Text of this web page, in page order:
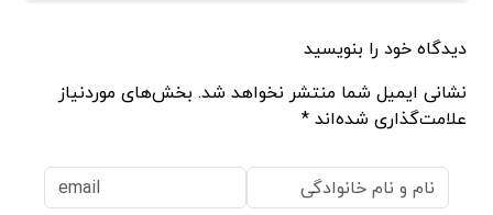
دیدگاه خود را بنویسید
نشانی ایمیل شما منتشر نخواهد شد. بخش‌های موردنیاز
علامت‌گذاری شده‌اند *